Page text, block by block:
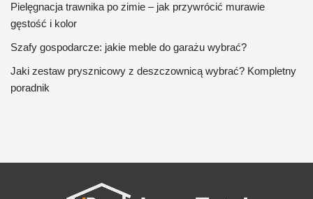
Pielęgnacja trawnika po zimie – jak przywrócić murawie
gęstość i kolor
Szafy gospodarcze: jakie meble do garażu wybrać?
Jaki zestaw prysznicowy z deszczownicą wybrać? Kompletny
poradnik